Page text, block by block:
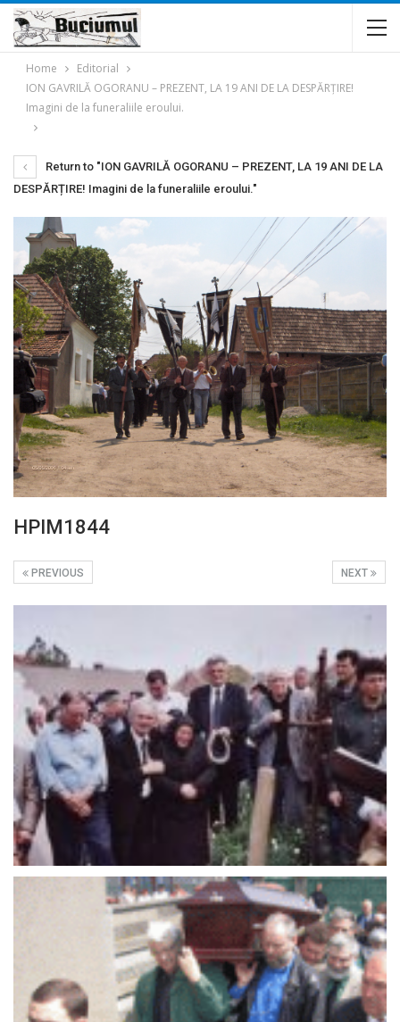
Home
Editorial
ION GAVRILĂ OGORANU – PREZENT, LA 19 ANI DE LA DESPĂRȚIRE!
Imagini de la funeraliile eroului.
Return to "ION GAVRILĂ OGORANU – PREZENT, LA 19 ANI DE LA
DESPĂRȚIRE! Imagini de la funeraliile eroului."
HPIM1844
NEXT
PREVIOUS